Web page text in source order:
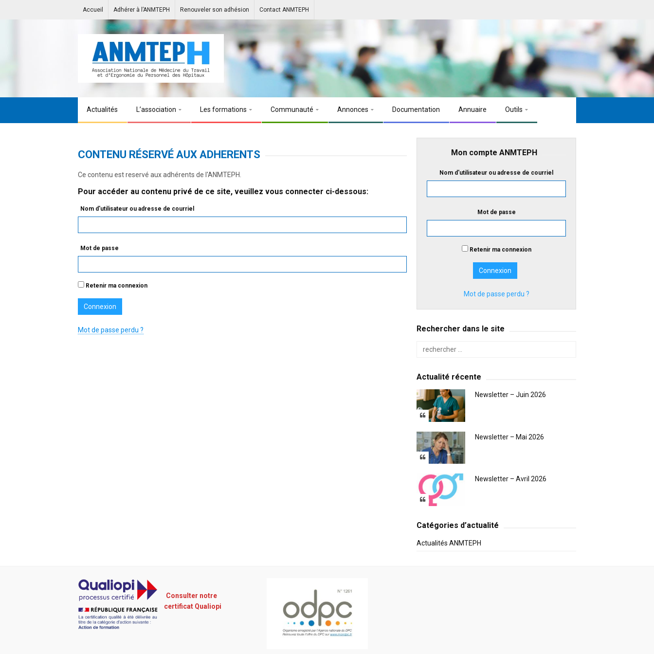
Accueil Adhérer à l’ANMTEPH Renouveler son adhésion Contact ANMTEPH
Actualités L’association Les formations Communauté Annonces Documentation Annuaire Outils
CONTENU RÉSERVÉ AUX ADHERENTS
Ce contenu est reservé aux adhérents de l'ANMTEPH.
Pour accéder au contenu privé de ce site, veuillez vous connecter ci-dessous:
Nom d'utilisateur ou adresse de courriel
Mot de passe
Retenir ma connexion
Mot de passe perdu ?
Mon compte ANMTEPH
Nom d'utilisateur ou adresse de courriel
Mot de passe
Retenir ma connexion
Mot de passe perdu ?
Rechercher dans le site
Actualité récente
Newsletter – Juin 2026
Newsletter – Mai 2026
Newsletter – Avril 2026
Catégories d’actualité
Actualités ANMTEPH
Consulter notre
certificat Qualiopi